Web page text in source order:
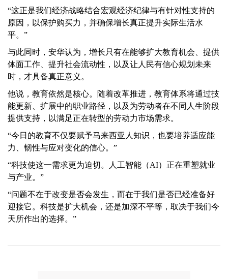
“这正是我们经济战略结合宏观经济纪律与有针对性支持的
原因，以保护购买力，并确保增长真正提升实际生活水
平。”
与此同时，安华认为，增长只有在能够扩大教育机会、提供
体面工作、提升社会流动性，以及让人民有信心规划未来
时，才具备真正意义。
他说，教育依然是核心。随着改革推进，教育体系将通过技
能更新、扩展中的职业路径，以及为劳动者在不同人生阶段
提供支持，以满足正在转型的劳动力市场需求。
“今日的教育不仅要赋予马来西亚人知识，也要培养适应能
力、韧性与应对变化的信心。”
“科技使这一需求更为迫切。人工智能（AI）正在重塑就业
与产业。”
“问题不在于改变是否会发生，而在于我们是否已经准备好
迎接它。科技是扩大机会，还是加深不平等，取决于我们今
天所作出的选择。”